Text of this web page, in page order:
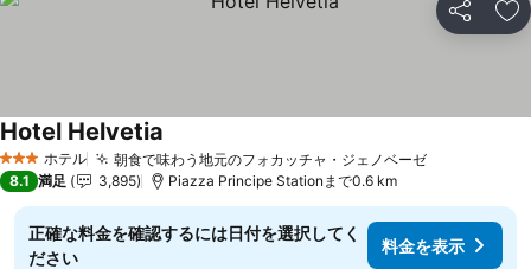
シェア お
3 ホテルのランク
ホテル 朝食で味わう地元のフォカッチャ・ジェノベーゼ
Hotel Helvetia
8.1 満足 3,895 Piazza Principe Stationまで0.6 km
正確な料金を確認するには日付を選択してく
ださい
料金を表示